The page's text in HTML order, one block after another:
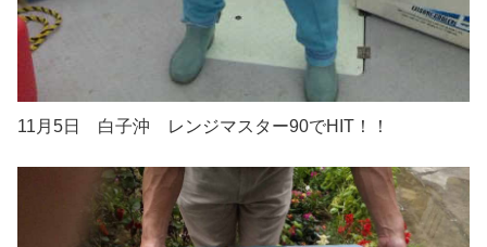
11月5日 白子沖 レンジマスター90でHIT！！